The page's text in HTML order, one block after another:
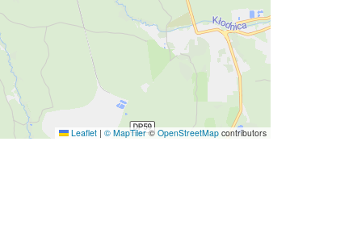
Leaflet | © MapTiler© OpenStreetMap contributors